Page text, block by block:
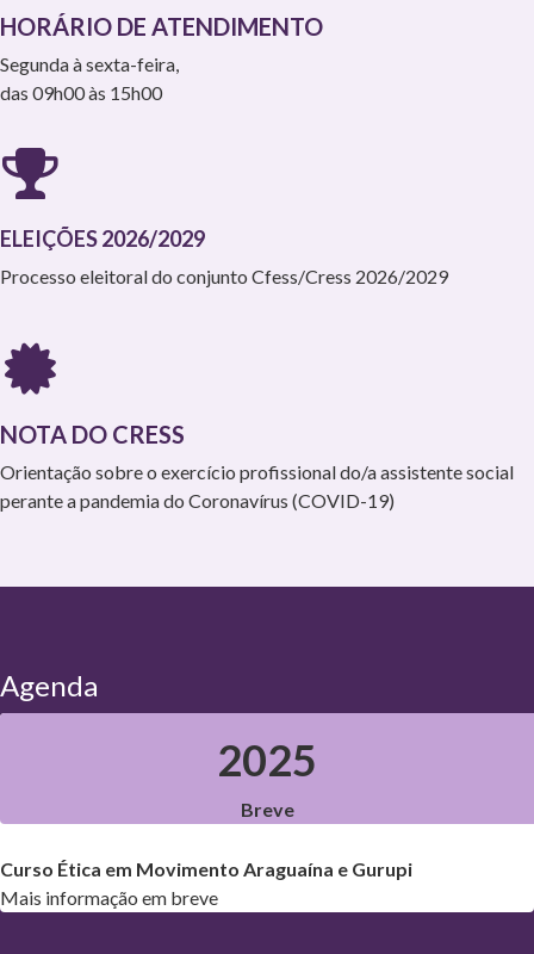
HORÁRIO DE ATENDIMENTO
Segunda à sexta-feira,
das 09h00 às 15h00
ELEIÇÕES 2026/2029
Processo eleitoral do conjunto Cfess/Cress 2026/2029
NOTA DO CRESS
Orientação sobre o exercício profissional do/a assistente social
perante a pandemia do Coronavírus (COVID-19)
Agenda
2025
Breve
Curso Ética em Movimento Araguaína e Gurupi
Mais informação em breve